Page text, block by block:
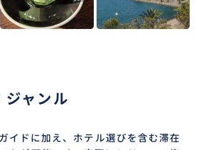
ャンル
イドに加え、ホテル選びを含む滞在